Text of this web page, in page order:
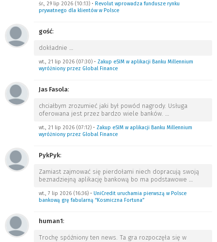
śr., 29 lip 2026 (10:13) • Revolut wprowadza fundusze rynku
prywatnego dla klientów w Polsce
gość:
dokładnie …
wt., 21 lip 2026 (07:30) • Zakup eSIM w aplikacji Banku Millennium
wyróżniony przez Global Finance
Jas Fasola:
chciałbym zrozumieć jaki był powód nagrody. Usługa
oferowana jest przez bardzo wiele banków. …
wt., 21 lip 2026 (07:12) • Zakup eSIM w aplikacji Banku Millennium
wyróżniony przez Global Finance
PykPyk:
Zamiast zajmować się pierdołami niech dopracują swoją
beznadziejną aplikację bankową bo ma podstawowe …
wt., 7 lip 2026 (16:36) • UniCredit uruchamia pierwszą w Polsce
bankową grę fabularną “Kosmiczna Fortuna”
human1:
Trochę spóźniony ten news. Ta gra rozpoczęła się w